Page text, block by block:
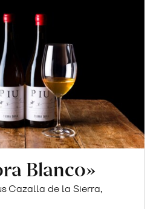
Blanco»
Cazalla de la Sierra,